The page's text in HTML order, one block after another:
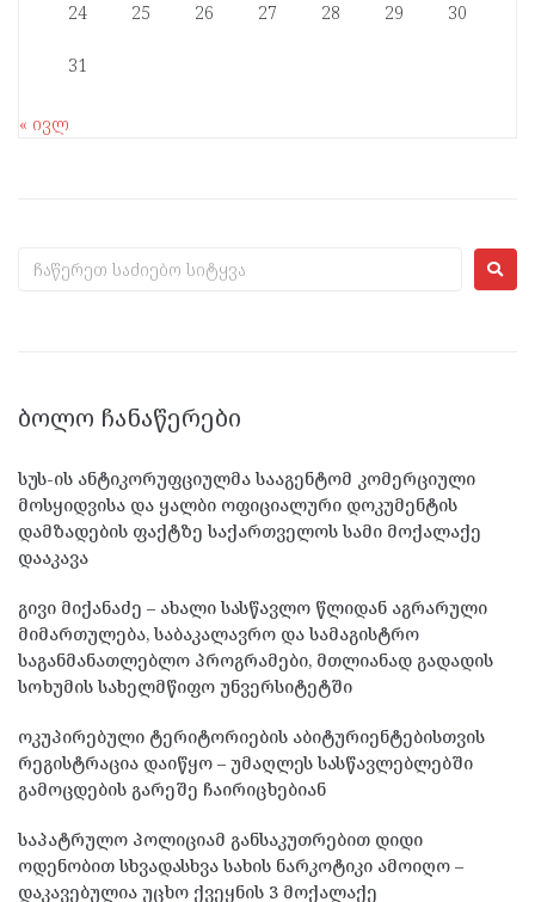
24 25 26 27 28 29 30
31
« ივლ
ᲑᲝᲚᲝ ᲩᲐᲜᲐᲬᲔᲠᲔᲑᲘ
სუს-ის ანტიკორუფციულმა სააგენტომ კომერციული
მოსყიდვისა და ყალბი ოფიციალური დოკუმენტის
დამზადების ფაქტზე საქართველოს სამი მოქალაქე
დააკავა
გივი მიქანაძე – ახალი სასწავლო წლიდან აგრარული
მიმართულება, საბაკალავრო და სამაგისტრო
საგანმანათლებლო პროგრამები, მთლიანად გადადის
სოხუმის სახელმწიფო უნვერსიტეტში
ოკუპირებული ტერიტორიების აბიტურიენტებისთვის
რეგისტრაცია დაიწყო – უმაღლეს სასწავლებლებში
გამოცდების გარეშე ჩაირიცხებიან
საპატრულო პოლიციამ განსაკუთრებით დიდი
ოდენობით სხვადასხვა სახის ნარკოტიკი ამოიღო –
დაკავებულია უცხო ქვეყნის 3 მოქალაქე